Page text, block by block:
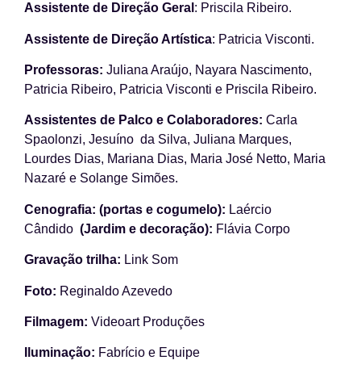
Assistente de Direção Geral : Priscila Ribeiro.
Assistente de Direção Artística: Patricia Visconti.
Professoras: Juliana Araújo, Nayara Nascimento,
Patricia Ribeiro, Patricia Visconti e Priscila Ribeiro.
Assistentes de Palco e Colaboradores: Carla
Spaolonzi, Jesuíno da Silva, Juliana Marques,
Lourdes Dias, Mariana Dias, Maria José Netto, Maria
Nazaré e Solange Simões.
Cenografia: (portas e cogumelo): Laércio
Cândido (Jardim e decoração): Flávia Corpo
Gravação trilha: Link Som
Foto: Reginaldo Azevedo
Filmagem: Videoart Produções
Iluminação: Fabrício e Equipe